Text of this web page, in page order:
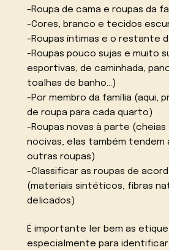
-Roupa de cama e roupas da
-Cores, branco e tecidos
-Roupas íntimas e o restante
-Roupas pouco sujas e muito
esportivas, de caminhada,
toalhas de banho…)
-Por membro da família (aqui,
de roupa para cada quarto)
-Roupas novas à parte
nocivas, elas também tendem
outras roupas)
-Classificar as roupas de
(materiais sintéticos, fibras
delicados)
É importante ler bem as
especialmente para identificar